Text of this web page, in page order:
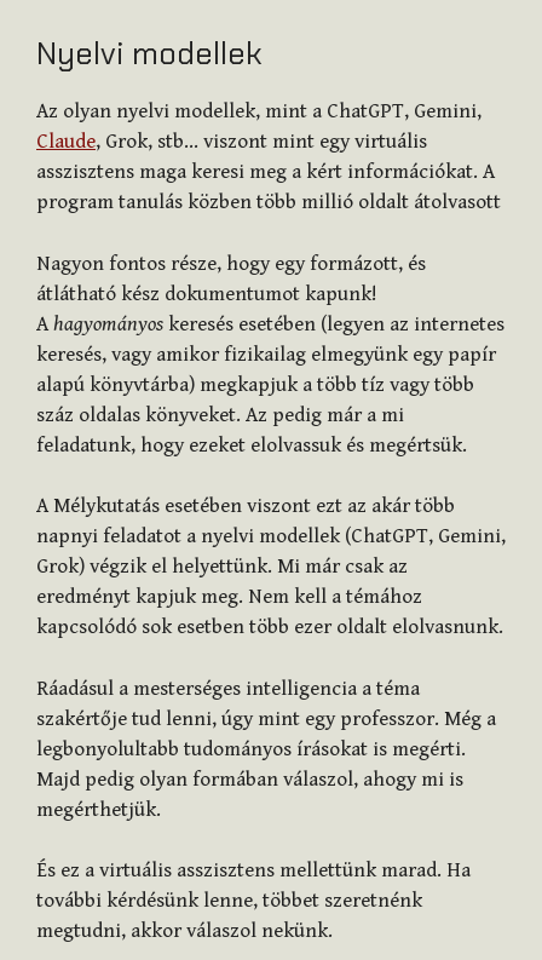
Nyelvi modellek
Az olyan nyelvi modellek, mint a ChatGPT, Gemini,
Claude, Grok, stb… viszont mint egy virtuális
asszisztens maga keresi meg a kért információkat. A
program tanulás közben több millió oldalt átolvasott
Nagyon fontos része, hogy egy formázott, és
átlátható kész dokumentumot kapunk!
Ahagyományos keresés esetében (legyen az internetes
keresés, vagy amikor fizikailag elmegyünk egy papír
alapú könyvtárba) megkapjuk a több tíz vagy több
száz oldalas könyveket. Az pedig már a mi
feladatunk, hogy ezeket elolvassuk és megértsük.
A Mélykutatás esetében viszont ezt az akár több
napnyi feladatot a nyelvi modellek (ChatGPT, Gemini,
Grok) végzik el helyettünk. Mi már csak az
eredményt kapjuk meg. Nem kell a témához
kapcsolódó sok esetben több ezer oldalt elolvasnunk.
Ráadásul a mesterséges intelligencia a téma
szakértője tud lenni, úgy mint egy professzor. Még a
legbonyolultabb tudományos írásokat is megérti.
Majd pedig olyan formában válaszol, ahogy mi is
megérthetjük.
És ez a virtuális asszisztens mellettünk marad. Ha
további kérdésünk lenne, többet szeretnénk
megtudni, akkor válaszol nekünk.